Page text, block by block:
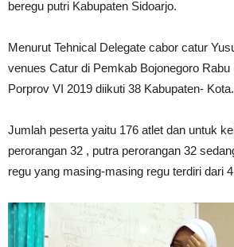
beregu putri Kabupaten Sidoarjo.
Menurut Tehnical Delegate cabor catur
venues Catur di Pemkab Bojonegoro
Porprov VI 2019 diikuti 38 Kabupaten- Kota.
Jumlah peserta yaitu 176 atlet dan untuk
perorangan 32 , putra perorangan 32
regu yang masing-masing regu terdiri dari